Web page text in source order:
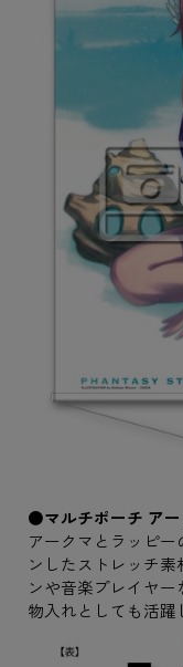
●マルチポーチ ア
アークマとラッピ
ンしたストレッチ
ンや音楽プレイヤ
物入れとしても活躍